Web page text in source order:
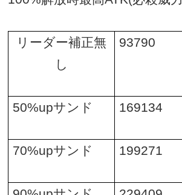
リーダー補正無
し
93790
50%upサンド 169134
70%upサンド 199271